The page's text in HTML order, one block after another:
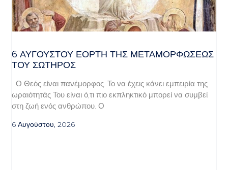
6 ΑΥΓΟΥΣΤΟΥ ΕΟΡΤΗ ΤΗΣ ΜΕΤΑΜΟΡΦΩΣΕΩΣ
ΤΟΥ ΣΩΤΗΡΟΣ
Ο Θεός είναι πανέμορφος. Το να έχεις κάνει εμπειρία της
ωραιότητάς Του είναι ό,τι πιο εκπληκτικό μπορεί να συμβεί
στη ζωή ενός ανθρώπου. Ο
6 Αυγούστου, 2026